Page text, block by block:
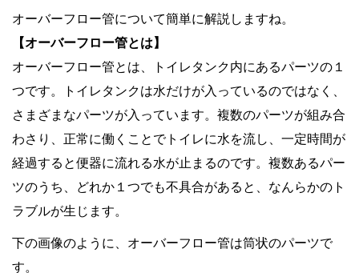
オーバーフロー管について簡単に解説しますね。
【オーバーフロー管とは】
オーバーフロー管とは、トイレタンク内にあるパーツの１
つです。トイレタンクは水だけが入っているのではなく、
さまざまなパーツが入っています。複数のパーツが組み合
わさり、正常に働くことでトイレに水を流し、一定時間が
経過すると便器に流れる水が止まるのです。複数あるパー
ツのうち、どれか１つでも不具合があると、なんらかのト
ラブルが生じます。
下の画像のように、オーバーフロー管は筒状のパーツで
す。